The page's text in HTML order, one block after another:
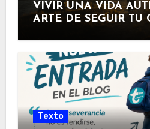
VIVIR UNA VIDA
ARTE DE SEGUIR TU
Texto